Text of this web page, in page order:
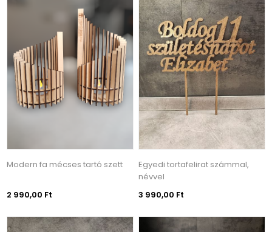
Modern fa mécses tartó szett
2 990,00 Ft
Egyedi tortafelirat számmal,
névvel
3 990,00 Ft